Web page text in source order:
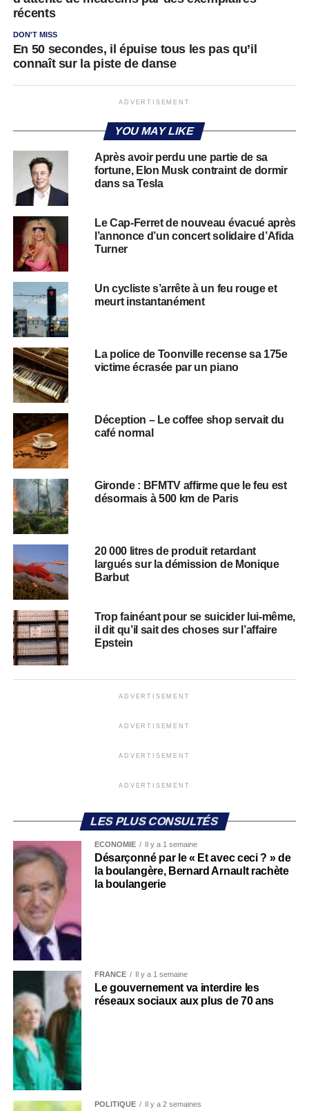
récents
DON'T MISS
En 50 secondes, il épuise tous les pas qu’il
connaît sur la piste de danse
ADVERTISEMENT
YOU MAY LIKE
Après avoir perdu une partie de sa
fortune, Elon Musk contraint de dormir
dans sa Tesla
Le Cap-Ferret de nouveau évacué après
l’annonce d’un concert solidaire d’Afida
Turner
Un cycliste s’arrête à un feu rouge et
meurt instantanément
La police de Toonville recense sa 175e
victime écrasée par un piano
Déception – Le coffee shop servait du
café normal
Gironde : BFMTV affirme que le feu est
désormais à 500 km de Paris
20 000 litres de produit retardant
largués sur la démission de Monique
Barbut
Trop fainéant pour se suicider lui-même,
il dit qu’il sait des choses sur l’affaire
Epstein
ADVERTISEMENT
ADVERTISEMENT
ADVERTISEMENT
ADVERTISEMENT
LES PLUS CONSULTÉS
ECONOMIE Il y a 1 semaine
Désarçonné par le « Et avec ceci ? » de
la boulangère, Bernard Arnault rachète
la boulangerie
FRANCE Il y a 1 semaine
Le gouvernement va interdire les
réseaux sociaux aux plus de 70 ans
POLITIQUE Il y a 2 semaines